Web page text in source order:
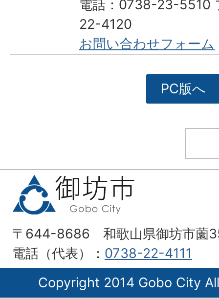
電話：0738-23-5510
22-4120
お問い合わせフォーム
PC版へ
〒644-8686 和歌山県御坊市薗
電話（代表）： 0738-22-4111
Copyright 2014 Gobo City